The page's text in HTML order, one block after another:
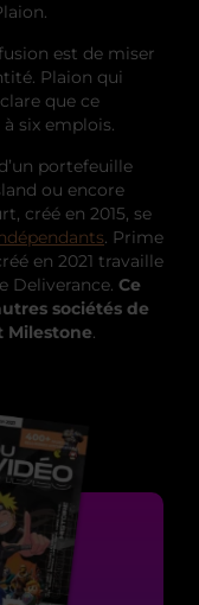
est de miser
Plaion qui
que ce
six emplois.
portefeuille
ou encore
créé en 2015, se
. Prime
en 2021 travaille
Deliverance. Ce
sociétés de
Milestone